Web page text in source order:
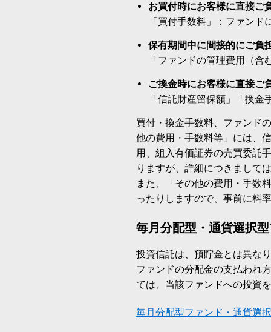
お買付時にお客様に直接ご
「買付手数料」：ファンド
保有期間中に間接的にご負
「ファンドの管理費用（
ご換金時にお客様に直接ご
「信託財産留保額」「換
買付・換金手数料、ファンド
他の費用・手数料等」には、
用、組入有価証券の売買委託
りますが、詳細につきまして
また、「その他の費用・手数
ったりしますので、事前に料
毎月分配型・通貨選択
投資信託は、預貯金とは異な
ファンドの分配金の支払われ
ては、当該ファンドへの投資
毎月分配型ファンド・通貨選